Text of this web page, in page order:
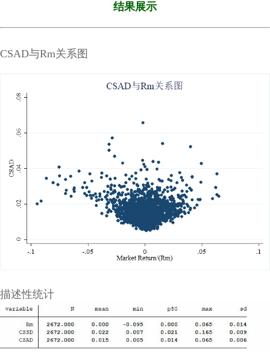
结果展示
CSAD与Rm关系图
描述性统计